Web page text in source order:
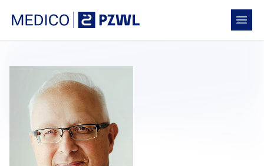
Medico PZWL Platforma Medyczna